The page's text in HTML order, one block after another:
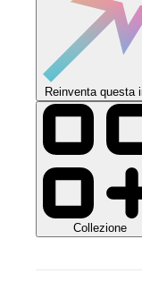
Reinventa questa
Collezione